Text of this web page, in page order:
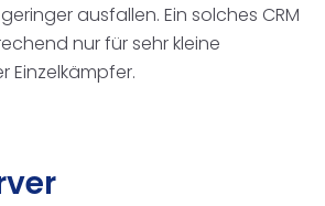
ausfallen. Ein solches CRM
nur für sehr kleine
Einzelkämpfer.